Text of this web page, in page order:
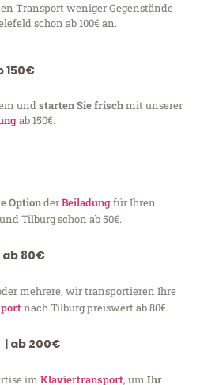
Transport weniger Gegenstände
schon ab 100€ an.
150€
undstarten Sie frischmit unserer
ab 150€.
OptionderBeiladungfür Ihren
Tilburg schon ab 50€.
ab 80€
mehrere, wir transportieren Ihre
nach Tilburg preiswert ab 80€.
| ab 200€
im Klaviertransport, um Ihr